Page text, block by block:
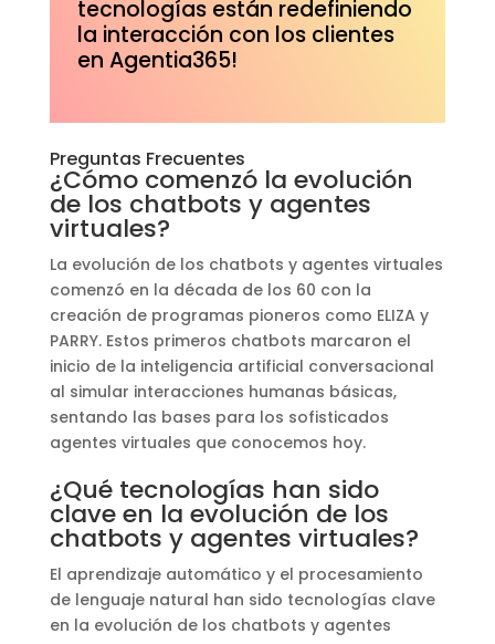
tecnologías están redefiniendo
la interacción con los clientes
en Agentia365!
Preguntas Frecuentes
¿Cómo comenzó la evolución
de los chatbots y agentes
virtuales?
La evolución de los chatbots y agentes virtuales
comenzó en la década de los 60 con la
creación de programas pioneros como ELIZA y
PARRY. Estos primeros chatbots marcaron el
inicio de la inteligencia artificial conversacional
al simular interacciones humanas básicas,
sentando las bases para los sofisticados
agentes virtuales que conocemos hoy.
¿Qué tecnologías han sido
clave en la evolución de los
chatbots y agentes virtuales?
El aprendizaje automático y el procesamiento
de lenguaje natural han sido tecnologías clave
en la evolución de los chatbots y agentes